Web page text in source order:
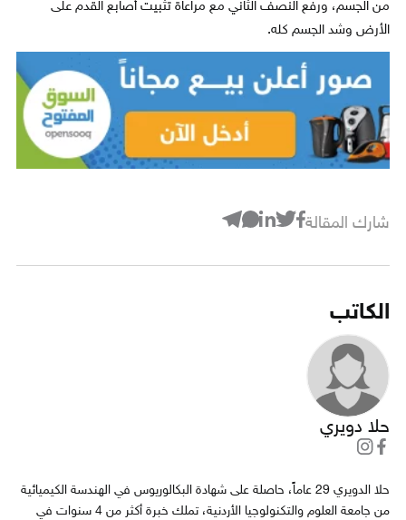
من الجسم، ورفع النصف الثاني مع مراعاة تثبيت أصابع القدم على
الأرض وشد الجسم كله.
شارك المقالة
الكاتب
حلا دويري
حلا الدويري 29 عاماً، حاصلة على شهادة البكالوريوس في الهندسة الكيميائية
من جامعة العلوم والتكنولوجيا الأردنية، تملك خبرة أكثر من 4 سنوات في